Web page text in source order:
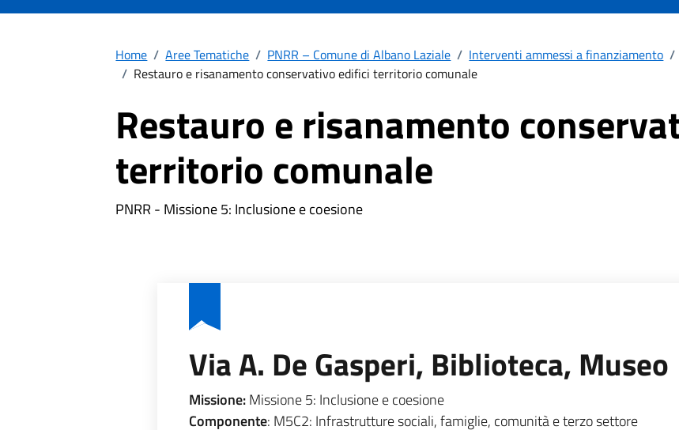
Home / Aree Tematiche / PNRR – Comune di Albano Laziale / Interventi ammessi a finanziamento /
/ Restauro e risanamento conservativo edifici territorio comunale
Restauro e risanamento
territorio comunale
PNRR - Missione 5: Inclusione e coesione
Via A. De Gasperi, Biblioteca, Museo
Missione:Missione 5: Inclusione e coesione
Componente: M5C2: Infrastrutture sociali, famiglie, comunità e terzo settore